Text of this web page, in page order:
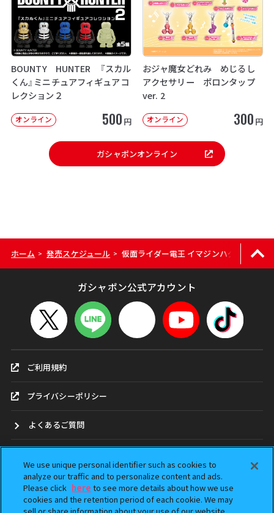
BOUNTY HUNTER 『スカル
くん』ミニチュアフィギュアコ
レクション２
オンライン 500 円
おジャ魔女どれみ めじるし
アクセサリー ポロンタップ
ver. 2
オンライン 300 円
ガシャポンオンライン
ホーム > 発売スケジュール > 仮面ライダー電王 イマジンハグコット2
ガシャポン公式アカウント
ご利用規約
プライバシーポリシー
よくあるご質問
ガシャポンどこ？
We use unique personal identifier such as cookies to
analyze our traffic and to personalize content and ads.
Please click here to see more details about how we use
cookies and the retention period of each cookie. We may